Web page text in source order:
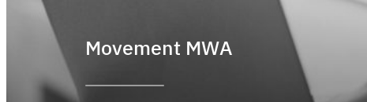
Movement MWA